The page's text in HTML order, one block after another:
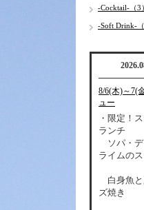
-Cocktail-（3）
-Soft Drink-（
8/6(木)～7(
ュー
・限定！
ランチ
ソパ・デ
ライムの
白身魚と
ズ焼き